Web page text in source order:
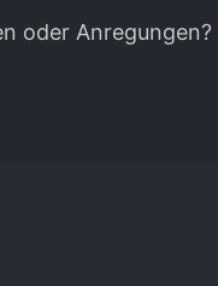
oder Anregungen?